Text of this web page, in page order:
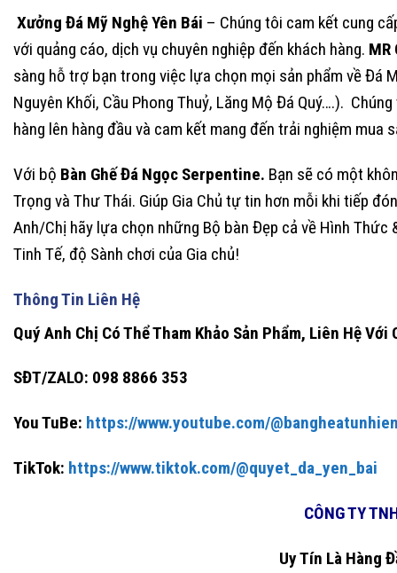
Xưởng Đá Mỹ Nghệ Yên Bái – Chúng tôi cam kết cung
với quảng cáo, dịch vụ chuyên nghiệp đến khách hàng. MR
sàng hỗ trợ bạn trong việc lựa chọn mọi sản phẩm về Đá
Nguyên Khối, Cầu Phong Thuỷ, Lăng Mộ Đá Quý….).
hàng lên hàng đầu và cam kết mang đến trải nghiệm mua
Với bộ Bàn Ghế Đá Ngọc Serpentine. Bạn sẽ có một
Trọng và Thư Thái. Giúp Gia Chủ tự tin hơn mỗi khi tiếp
Anh/Chị hãy lựa chọn những Bộ bàn Đẹp cả về Hình Thức
Tinh Tế, độ Sành chơi của Gia chủ!
Thông Tin Liên Hệ
Quý Anh Chị Có Thể Tham Khảo Sản Phẩm, Liên Hệ Với
SĐT/ZALO: 098 8866 353
You TuBe: https://www.youtube.com/
TikTok: https://www.tiktok.com/@quyet_da_yen_bai
CÔNG TY
Uy Tín Là Hàng